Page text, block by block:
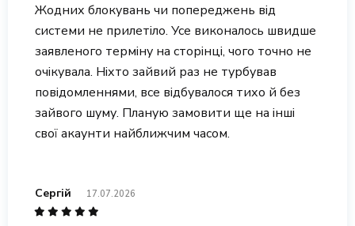
Жодних блокувань чи попереджень від
системи не прилетіло. Усе виконалось швидше
заявленого терміну на сторінці, чого точно не
очікувала. Ніхто зайвий раз не турбував
повідомленнями, все відбувалося тихо й без
зайвого шуму. Планую замовити ще на інші
свої акаунти найближчим часом.
Сергій 17.07.2026